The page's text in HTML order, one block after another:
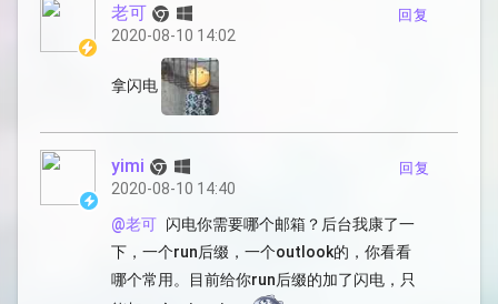
老可
2020-08-10 14:02
回复
拿闪电
yimi
2020-08-10 14:40
回复
@老可 闪电你需要哪个邮箱？后台我康了一
下，一个run后缀，一个outlook的，你看看
哪个常用。目前给你run后缀的加了闪电，只